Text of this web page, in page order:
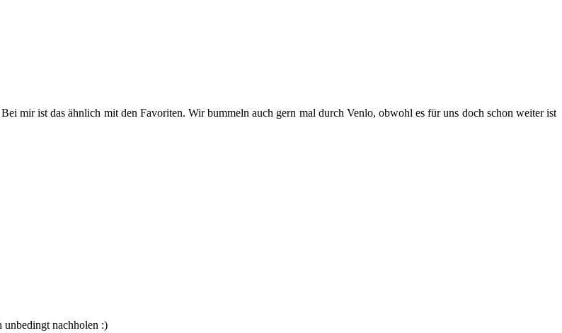
mir ist das ähnlich mit den Favoriten. Wir bummeln auch gern mal durch Venlo, obwohl es für uns doch schon weiter ist
nachholen :)